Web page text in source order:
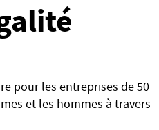
pour les entreprises de 50
et les hommes à travers